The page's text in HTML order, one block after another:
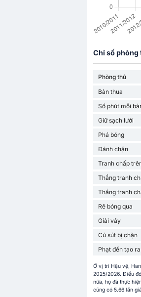
Chỉ số phòng
Phòng thủ
Bàn thua
Số phút mỗi
Giữ sạch lưới
Phá bóng
Đánh chặn
Tranh chấp
Thắng tranh
Thắng tranh
Rê bóng qua
Giải vây
Cú sút bị chặn
Phạt đền tạo
Ở vị trí Hậu vệ,
2025/2026. Điều
nữa, họ đã thực
cũng có 5.66 lần